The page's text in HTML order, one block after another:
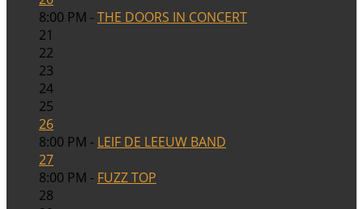
8:00 PM -THE DOORS IN CONCERT
21
22
23
24
25
26
8:00 PM - LEIF DE LEEUW BAND
27
8:00 PM - FUZZ TOP
28